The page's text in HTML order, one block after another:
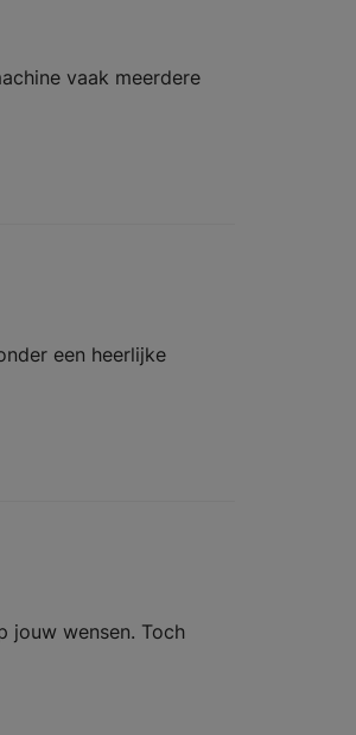
vaak meerdere
een heerlijke
jouw wensen. Toch